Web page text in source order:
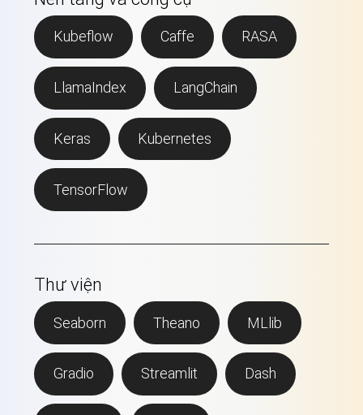
Kubeflow Caffe RASA
LlamaIndex LangChain
Keras Kubernetes
TensorFlow
Thư viện
Seaborn Theano MLlib
Gradio Streamlit Dash